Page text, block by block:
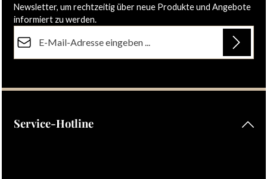
Newsletter, um rechtzeitig über neue Produkte und Angebote
informiert zu werden.
Ich habe dieDatenschutzbestimmungenzur Kenntnis
Service-Hotline